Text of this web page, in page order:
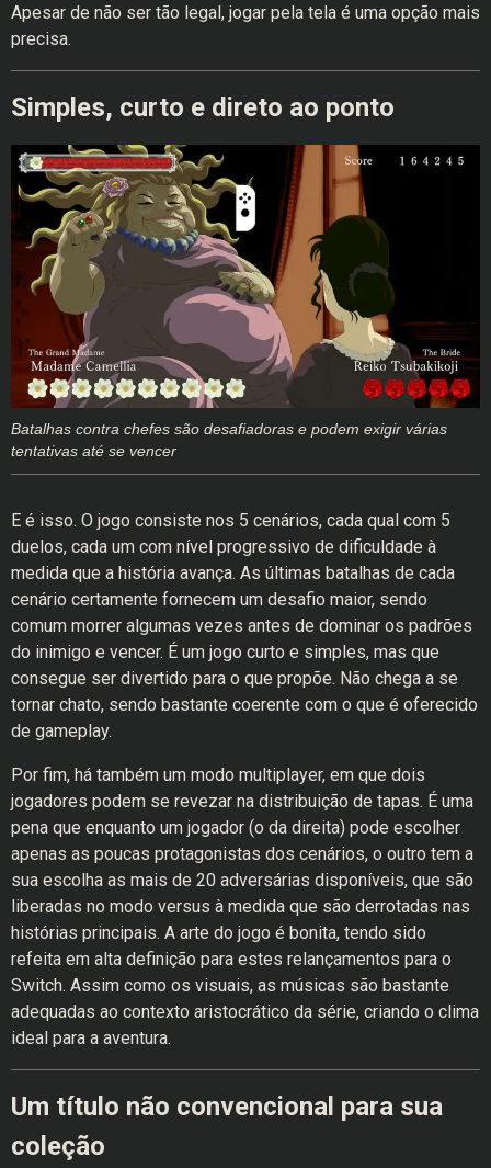
Apesar de não ser tão legal, jogar pela tela é uma opção mais
precisa.
Simples, curto e direto ao ponto
Batalhas contra chefes são desafiadoras e podem exigir várias
tentativas até se vencer
E é isso. O jogo consiste nos 5 cenários, cada qual com 5
duelos, cada um com nível progressivo de dificuldade à
medida que a história avança. As últimas batalhas de cada
cenário certamente fornecem um desafio maior, sendo
comum morrer algumas vezes antes de dominar os padrões
do inimigo e vencer. É um jogo curto e simples, mas que
consegue ser divertido para o que propõe. Não chega a se
tornar chato, sendo bastante coerente com o que é oferecido
de gameplay.
Por fim, há também um modo multiplayer, em que dois
jogadores podem se revezar na distribuição de tapas. É uma
pena que enquanto um jogador (o da direita) pode escolher
apenas as poucas protagonistas dos cenários, o outro tem a
sua escolha as mais de 20 adversárias disponíveis, que são
liberadas no modo versus à medida que são derrotadas nas
histórias principais. A arte do jogo é bonita, tendo sido
refeita em alta definição para estes relançamentos para o
Switch. Assim como os visuais, as músicas são bastante
adequadas ao contexto aristocrático da série, criando o clima
ideal para a aventura.
Um título não convencional para sua
coleção